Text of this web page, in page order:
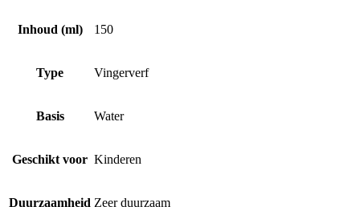
Inhoud (ml) 150
Type Vingerverf
Basis Water
Geschikt voor Kinderen
Duurzaamheid Zeer duurzaam